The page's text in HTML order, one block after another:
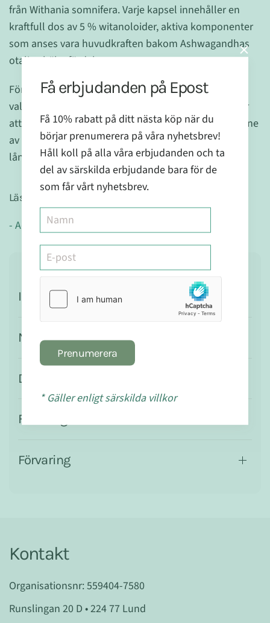
från Withania somnifera. Varje kapsel innehåller en
kraftfull dos av 5 % witanoloider, aktiva komponenter
som anses vara huvudkraften bakom Ashwagandhas
otaliga hälsofördelar.
För att bevara produkten ren och högkvalitativ har vi
valt att använda vegetabilisk cellulosa och vatten för
att skapa kapseln, samt ett stabiliserande tillsatsämne
av magnesiumsalter av fettsyror, vilket garanterar
långvarig hållbarhet och effekt.
Läs mer om Ashwagandha:
- Adaptogena örter för ett harmoniskt liv utan stress
Ingredienser
Näringsvärde
Dosering
Försiktighet
Förvaring
Kontakt
Organisationsnr: 559404-7580
Runslingan 20 D • 224 77 Lund
Få erbjudanden på Epost
Få 10% rabatt på ditt nästa köp när du
börjar prenumerera på våra nyhetsbrev!
Håll koll på alla våra erbjudanden och ta
del av särskilda erbjudande bara för de
som får vårt nyhetsbrev.
Prenumerera
* Gäller enligt särskilda villkor